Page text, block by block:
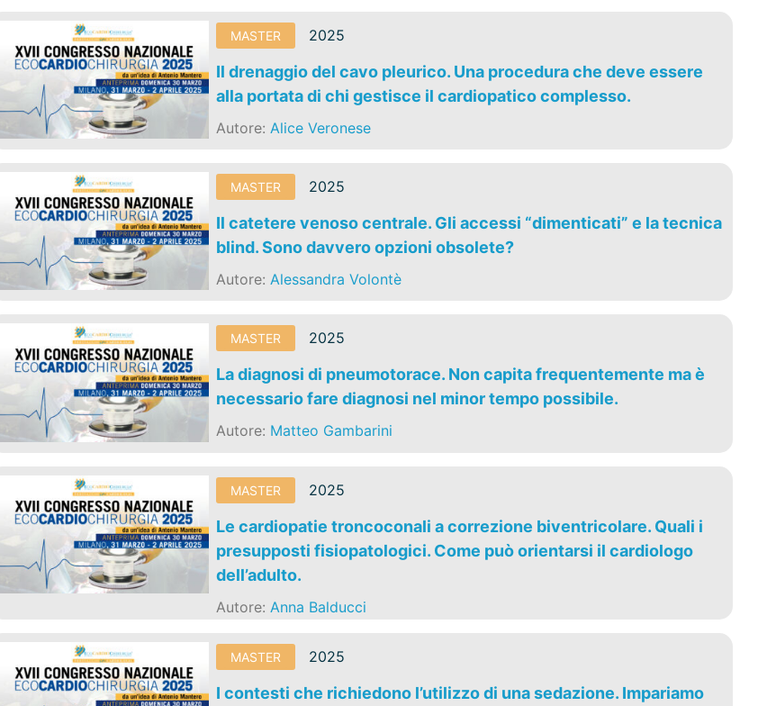
MASTER 2025
Il drenaggio del cavo pleurico. Una procedura che deve essere
alla portata di chi gestisce il cardiopatico complesso.
Autore: Alice Veronese
MASTER 2025
Il catetere venoso centrale. Gli accessi “dimenticati” e la tecnica
blind. Sono davvero opzioni obsolete?
Autore: Alessandra Volontè
MASTER 2025
La diagnosi di pneumotorace. Non capita frequentemente ma è
necessario fare diagnosi nel minor tempo possibile.
Autore: Matteo Gambarini
MASTER 2025
Le cardiopatie troncoconali a correzione biventricolare. Quali i
presupposti fisiopatologici. Come può orientarsi il cardiologo
dell’adulto.
Autore: Anna Balducci
MASTER 2025
I contesti che richiedono l’utilizzo di una sedazione. Impariamo